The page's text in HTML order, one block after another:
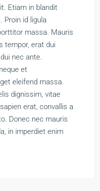
Etiam in blandit
Proin id ligula
massa. Mauris
tempor, erat dui
nec ante.
et
eleifend massa.
dignissim, vitae
erat, convallis a
Donec nec mauris
in imperdiet enim